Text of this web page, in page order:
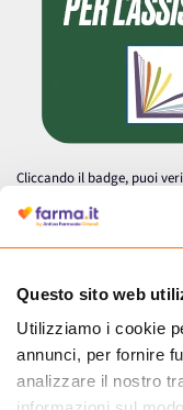
Questo sito web
Utilizziamo i cookie
annunci, per fornire
analizzare il nostro
Cliccando il badge, puoi
autorizzata dal Ministero
medicinali.